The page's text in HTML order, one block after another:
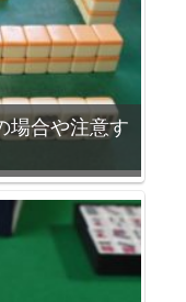
場合や注意す